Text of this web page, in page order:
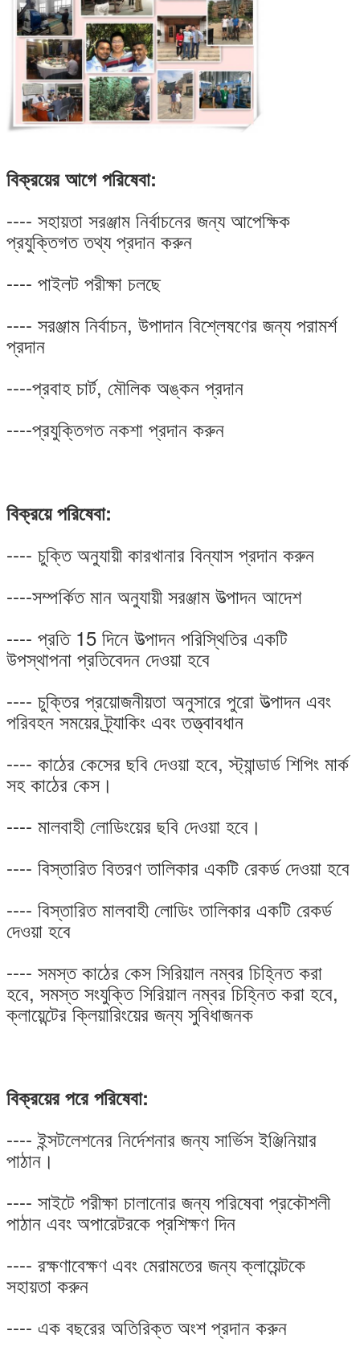
বিক্রয়ের আগে পরিষেবা:
---- সহায়তা সরঞ্জাম নির্বাচনের জন্য আপেক্ষিক
প্রযুক্তিগত তথ্য প্রদান করুন
---- পাইলট পরীক্ষা চলছে
---- সরঞ্জাম নির্বাচন, উপাদান বিশ্লেষণের জন্য পরামর্শ
প্রদান
----প্রবাহ চার্ট, মৌলিক অঙ্কন প্রদান
----প্রযুক্তিগত নকশা প্রদান করুন
বিক্রয়ে পরিষেবা:
---- চুক্তি অনুযায়ী কারখানার বিন্যাস প্রদান করুন
----সম্পর্কিত মান অনুযায়ী সরঞ্জাম উত্পাদন আদেশ
---- প্রতি 15 দিনে উত্পাদন পরিস্থিতির একটি
উপস্থাপনা প্রতিবেদন দেওয়া হবে
---- চুক্তির প্রয়োজনীয়তা অনুসারে পুরো উত্পাদন এবং
পরিবহন সময়ের ট্র্যাকিং এবং তত্ত্বাবধান
---- কাঠের কেসের ছবি দেওয়া হবে, স্ট্যান্ডার্ড শিপিং মার্ক
সহ কাঠের কেস।
---- মালবাহী লোডিংয়ের ছবি দেওয়া হবে।
---- বিস্তারিত বিতরণ তালিকার একটি রেকর্ড দেওয়া হবে
---- বিস্তারিত মালবাহী লোডিং তালিকার একটি রেকর্ড
দেওয়া হবে
---- সমস্ত কাঠের কেস সিরিয়াল নম্বর চিহ্নিত করা
হবে, সমস্ত সংযুক্তি সিরিয়াল নম্বর চিহ্নিত করা হবে,
ক্লায়েন্টের ক্লিয়ারিংয়ের জন্য সুবিধাজনক
বিক্রয়ের পরে পরিষেবা:
---- ইন্সটলেশনের নির্দেশনার জন্য সার্ভিস ইঞ্জিনিয়ার
পাঠান।
---- সাইটে পরীক্ষা চালানোর জন্য পরিষেবা প্রকৌশলী
পাঠান এবং অপারেটরকে প্রশিক্ষণ দিন
---- রক্ষণাবেক্ষণ এবং মেরামতের জন্য ক্লায়েন্টকে
সহায়তা করুন
---- এক বছরের অতিরিক্ত অংশ প্রদান করুন